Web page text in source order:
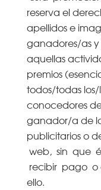
reserva el
apellidos e
ganadores/as y
aquellas
premios
todos/todas
conocedores
ganador/a de
publicitarios o
web, sin que
recibir pago o
ello.